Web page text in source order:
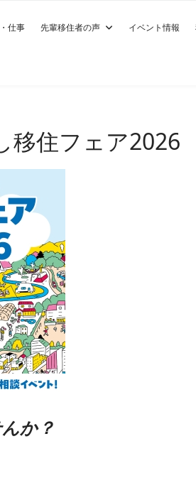
仕事 先輩移住者の声 イベント情報
移住フェア2026
か？